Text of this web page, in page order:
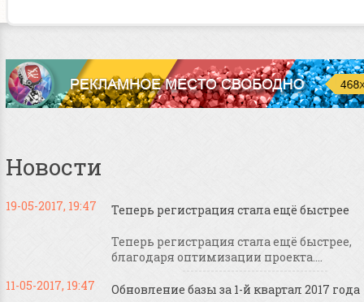
Новости
19-05-2017, 19:47 Теперь регистрация стала ещё быстрее
Теперь регистрация стала ещё быстрее,
благодаря оптимизации проекта....
11-05-2017, 19:47
Обновление базы за 1-й квартал 2017 года